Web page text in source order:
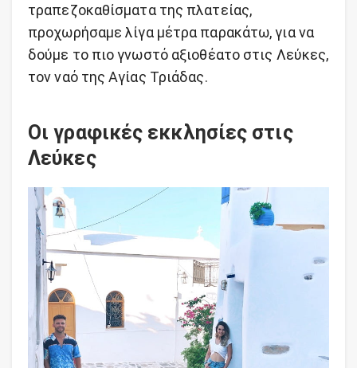
τραπεζοκαθίσματα της πλατείας,
προχωρήσαμε λίγα μέτρα παρακάτω, για να
δούμε το πιο γνωστό αξιοθέατο στις Λεύκες,
τον ναό της Αγίας Τριάδας.
Οι γραφικές εκκλησίες στις
Λεύκες